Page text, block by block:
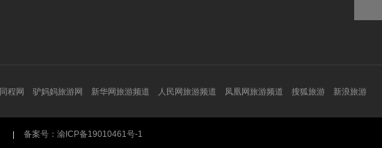
同程网 驴妈妈旅游网 新华网旅游频道 人民网旅游频道 凤凰网旅游频道 搜狐旅游 新浪旅游
备案号：渝ICP备19010461号-1